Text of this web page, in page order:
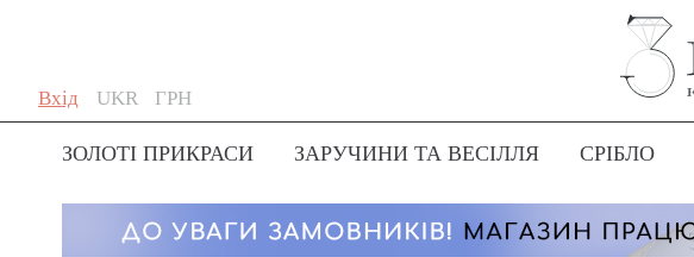
Вхід
Skip
to
Content
Мова
UKR Валюта
ГРН
ЗОЛОТІ ПРИКРАСИ ЗАРУЧИНИ ТА ВЕСІЛЛЯ СРІБЛО